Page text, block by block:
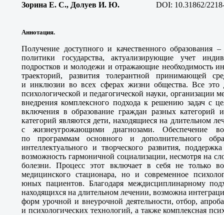
Зорина Е. С., Долуев И. Ю. DOI: 10.31862/
Аннотация.
Получение доступного и качественного образования
политики государства, актуализирующие учет
подростков и молодежи и отражающие необходимость
траекторий, развития толерантной принимающей
и инклюзии во всех сферах жизни общества. Все это
психологической и педагогической науки, организации
внедрения комплексного подхода к решению задач с
включения в образование граждан разных
категорий являются дети, находящиеся на длительном
с жизнеугрожающими диагнозами. Обеспечение
по программам основного и дополнительного
интеллектуального и творческого развития,
возможность гармоничной социализации, несмотря на
болезни. Процесс этот включает в себя не только
медицинского стационара, но и современное
юных пациентов. Благодаря междисциплинарному
находящихся на длительном лечении, возможна
форм урочной и внеурочной деятельности, отбор,
и психологических технологий, а также комплексная